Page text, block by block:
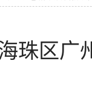
珠区广